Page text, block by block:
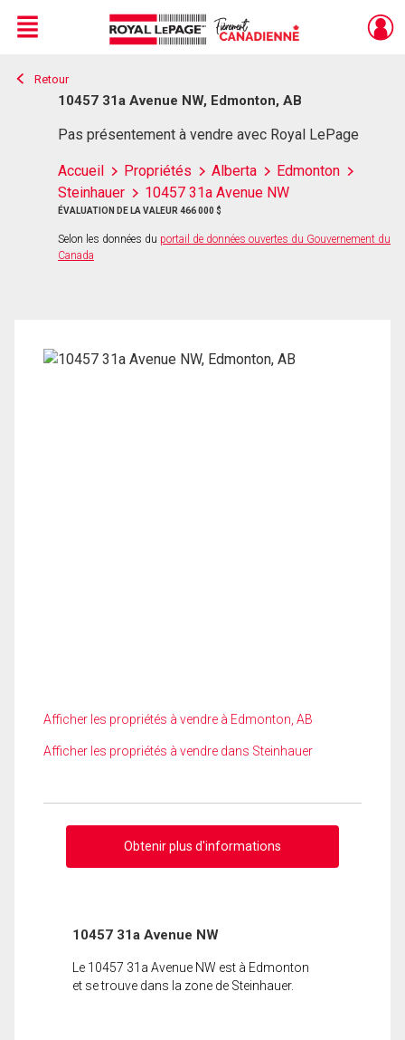
Live
En Direct
Menu
Retour
10457 31a Avenue NW, Edmonton, AB
Pas présentement à vendre avec Royal LePage
Accueil Propriétés Alberta
Edmonton
Steinhauer
10457 31a Avenue NW
ÉVALUATION DE LA VALEUR 466 000 $
Selon les données du portail de données ouvertes du Gouvernement du
Canada
Afficher les propriétés à vendre à Edmonton, AB
Afficher les propriétés à vendre dans Steinhauer
Obtenir plus d'informations
10457 31a Avenue NW
Le 10457 31a Avenue NW est à Edmonton
et se trouve dans la zone de Steinhauer.